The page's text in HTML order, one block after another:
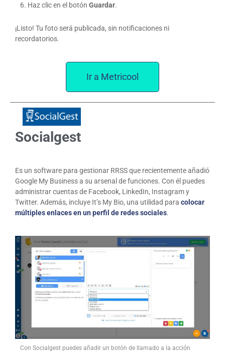
Haz clic en el botón Guardar.
¡Listo! Tu foto será publicada, sin notificaciones ni
recordatorios.
Ir a Metricool
Socialgest
Es un software para gestionar RRSS que recientemente añadió
Google My Business a su arsenal de funciones. Con él puedes
administrar cuentas de Facebook, LinkedIn, Instagram y
Twitter. Además, incluye It’s My Bio, una utilidad para colocar
múltiples enlaces en un perfil de redes sociales.
Con Socialgest puedes añadir un botón de llamado a la acción